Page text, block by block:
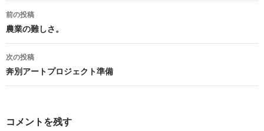
稿
ビ
ゲ
ー
ョ
前の投稿
農業の難しさ。
次の投稿
奔別アートプロジェクト準備
コメントを残す